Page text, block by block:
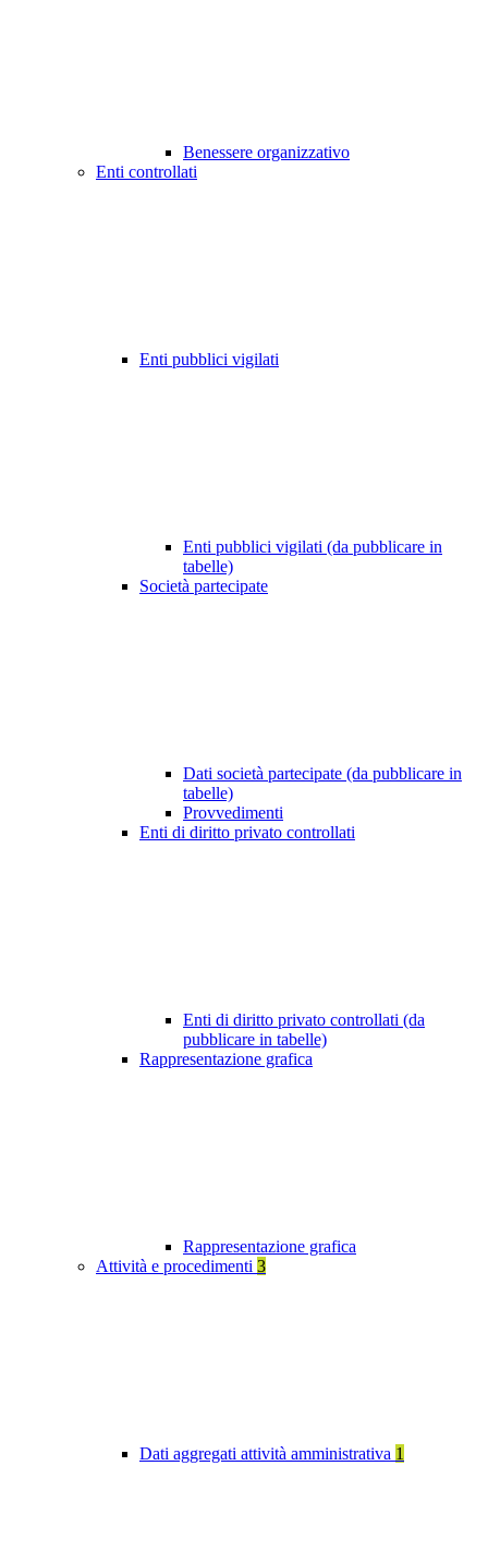
Benessere organizzativo
Enti controllati
Enti pubblici vigilati
Enti pubblici vigilati (da pubblicare in
tabelle)
Società partecipate
Dati società partecipate (da pubblicare in
tabelle)
Provvedimenti
Enti di diritto privato controllati
Enti di diritto privato controllati (da
pubblicare in tabelle)
Rappresentazione grafica
Rappresentazione grafica
Attività e procedimenti 3
Dati aggregati attività amministrativa 1